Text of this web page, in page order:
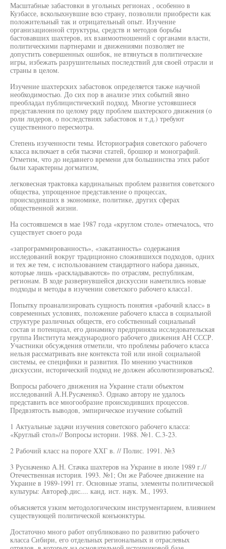
Масштабные забастовки в угольных регионах , особенно в
Кузбассе, всколыхнувшие всю страну, позволили приобрести как
положительный так и отрицательный опыт. Изучение
организационной структуры, средств и методов борьбы
бастовавших шахтеров, их взаимоотношений с органами власти,
политическими партнерами и движениями позволяет не
допустить совершенных ошибок, не втянуться в политические
игры, избежать разрушительных последствий для своей отрасли и
страны в целом.
Изучение шахтерских забастовок определяется также научной
необходимостью. До сих пор в анализе этих событий явно
преобладал публицистический подход. Многие устоявшиеся
представления по целому ряду проблем шахтерского движения (о
роли лидеров, о последствиях забастовок и т.д.) требуют
существенного пересмотра.
Степень изученности темы. Историография советского рабочего
класса включает в себя тысячи статей, брошюр и монографий.
Отметим, что до недавнего времени для большинства этих работ
были характерны догматизм,
легковесная трактовка кардинальных проблем развития советского
общества, упрощенное представление о процессах,
происходивших в экономике, политике, других сферах
общественной жизни.
На состоявшемся в мае 1987 года «круглом столе» отмечалось, что
существует своего рода
«запрограммированность», «закатанность» содержания
исследований вокруг традиционно сложившихся подходов, одних
и тех же тем, с использованием стандартного набора данных,
которые лишь «раскладываются» по отраслям, республикам,
регионам. В ходе развернувшейся дискуссии наметились новые
подходы и методы в изучении советского рабочего класса1.
Попытку проанализировать сущность понятия «рабочий класс» в
современных условиях, положение рабочего класса в социальной
структуре различных обществ, его собственный социальный
состав и потенциал, его динамику предприняла исследовательская
группа Института международного рабочего движения АН СССР.
Участники обсуждения отметили, что проблемы рабочего класса
нельзя рассматривать вне контекста той или иной социальной
системы, ее специфики и развития. По мнению участников
дискуссии, исторический подход не должен абсолютизироваться2.
Вопросы рабочего движения на Украине стали объектом
исследований А.Н.Русаченко3. Однако автору не удалось
представить все многообразие происходивших процессов.
Предвзятость выводов, эмпирическое изучение событий
1 Актуальные задачи изучения советского рабочего класса:
«Круглый стол»// Вопросы истории. 1988. №1. С.3-23.
2 Рабочий класс на пороге ХХГ в. // Полис. 1991. №3
3 Русначенко А.Н. Стачка шахтеров на Украине в июле 1989 г.//
Отечественная история. 1993. №1; Он же Рабочее движение на
Украине в 1989-1991 гг. Основные этапы, элементы политической
культуры: Автореф.дис.... канд. ист. наук. М., 1993.
объясняется узким методологическим инструментарием, влиянием
существующей политической конъюнктуры.
Достаточно много работ опубликовано по развитию рабочего
класса Сибири, его отдельных региональных и отраслевых